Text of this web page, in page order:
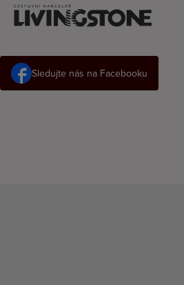
Sledujte nás na Facebooku